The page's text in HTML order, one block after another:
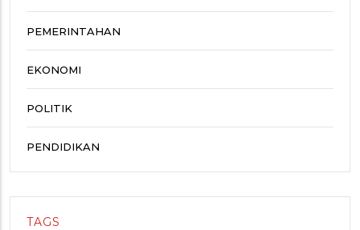
PEMERINTAHAN
EKONOMI
POLITIK
PENDIDIKAN
TAGS